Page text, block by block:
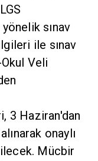
sınav
ile sınav
Veli
3 Haziran'dan
onaylı
Mücbir